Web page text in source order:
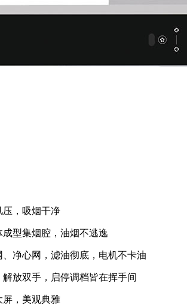
压，吸烟干净
成型集烟腔，油烟不逃逸
、净心网，滤油彻底，电机不卡油
解放双手，启停调档皆在挥手间
屏，美观典雅